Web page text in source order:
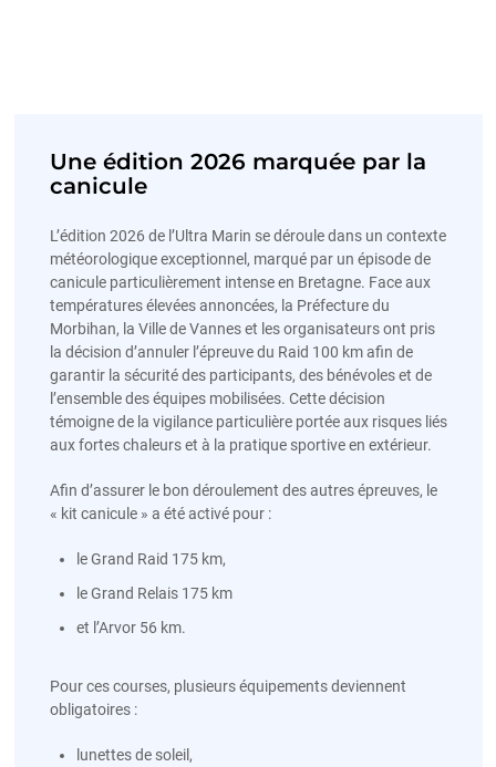
Une édition 2026 marquée par la
canicule
L’édition 2026 de l’Ultra Marin se déroule dans un contexte
météorologique exceptionnel, marqué par un épisode de
canicule particulièrement intense en Bretagne. Face aux
températures élevées annoncées, la Préfecture du
Morbihan, la Ville de Vannes et les organisateurs ont pris
la décision d’annuler l’épreuve du Raid 100 km afin de
garantir la sécurité des participants, des bénévoles et de
l’ensemble des équipes mobilisées. Cette décision
témoigne de la vigilance particulière portée aux risques liés
aux fortes chaleurs et à la pratique sportive en extérieur.
Afin d’assurer le bon déroulement des autres épreuves, le
« kit canicule » a été activé pour :
le Grand Raid 175 km,
le Grand Relais 175 km
et l’Arvor 56 km.
Pour ces courses, plusieurs équipements deviennent
obligatoires :
lunettes de soleil,